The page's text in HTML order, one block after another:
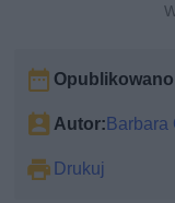
Autor:Barbara
Drukuj